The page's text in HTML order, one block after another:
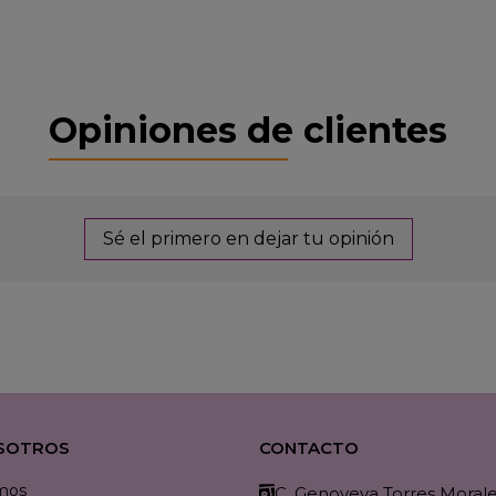
Opiniones de clientes
Sé el primero en dejar tu opinión
CONTACTO